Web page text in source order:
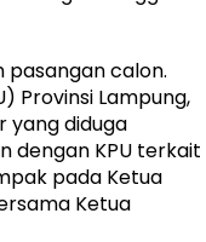
calon.
Provinsi Lampung,
yang diduga
dengan KPU terkait
pada Ketua
Ketua